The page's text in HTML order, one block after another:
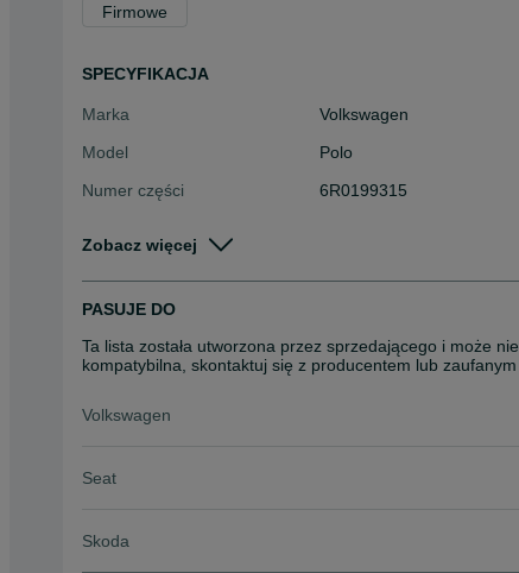
Firmowe
SPECYFIKACJA
Marka
Volkswagen
Model
Polo
Numer części
6R0199315
Rodzaj
Zobacz więcej
PASUJE DO
Ta lista została utworzona przez sprzedającego i może
kompatybilna, skontaktuj się z producentem lub zaufanym
Volkswagen
Seat
Skoda